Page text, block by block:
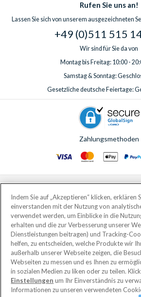
Rufen Sie uns an!
Lassen Sie sich von unserem ausgezeichneten
+49 (0)511 515
Wir sind für Sie da von
Montag bis Freitag: 10:00 -
Samstag & Sonntag:
Gesetzliche deutsche Feiertage:
Zahlungsmethoden
© AttractionTickets.com
Eingetragener Firmensitz: 2nd Floor Nucleus
Richmond, United Kingdom,
AttractionTickets.com is a trading name of
the owners of UK Trademark Registration Nos.
Registered in England with registered number
795922965.
Indem Sie auf „Akzeptieren“ klicken, erklären
einverstanden mit der Nutzung von
verwendet werden, um Einblicke in die
erhalten und die zur Verbesserung unserer
Dienstleistungen beitragen) und Tracking-
helfen, zu entscheiden, welche Produkte wir
außerhalb unserer Webseite zeigen, die
Webseiten zu messen und es Ihnen zu
in sozialen Medien zu liken oder zu teilen.
Einstellungen um Ihr Einverständnis zu
Informationen zu unseren verwendeten